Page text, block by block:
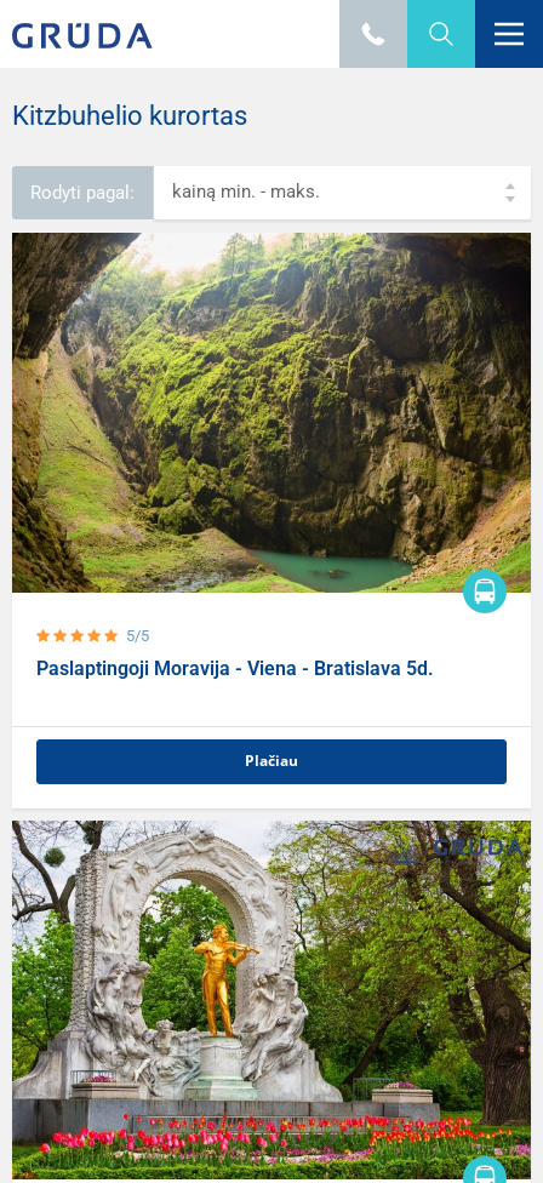
Kitzbuhelio kurortas
kainą min. - maks.
Rodyti pagal:
5/5
Paslaptingoji Moravija - Viena - Bratislava 5d.
Plačiau